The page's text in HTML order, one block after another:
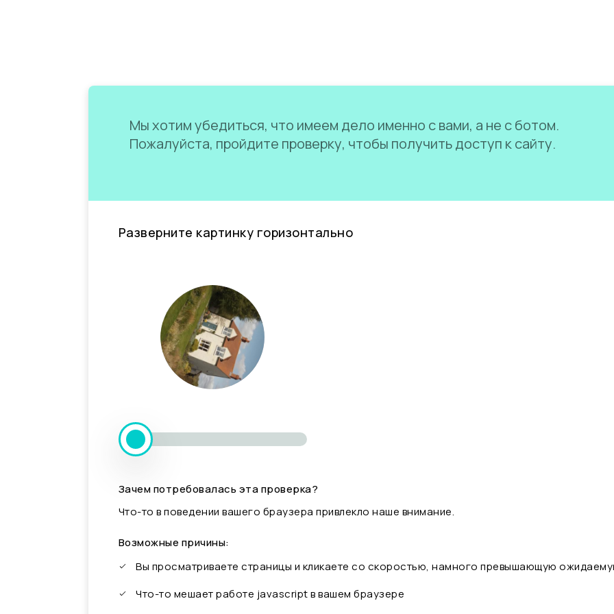
Мы хотим убедиться, что имеем дело именно с вами, а не с ботом.
Пожалуйста, пройдите проверку, чтобы получить доступ к сайту.
Разверните картинку горизонтально
Зачем потребовалась эта проверка?
Что-то в поведении вашего браузера привлекло наше внимание.
Возможные причины:
Вы просматриваете страницы и кликаете со скоростью, намного превышающую
Что-то мешает работе javascript в вашем браузере